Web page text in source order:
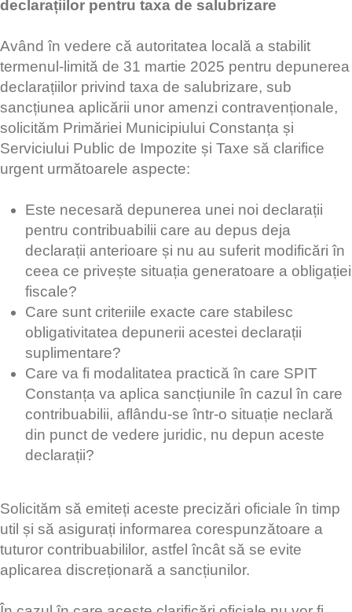
declarațiilor pentru taxa de salubrizare
Având în vedere că autoritatea locală a stabilit
termenul-limită de 31 martie 2025 pentru depunerea
declarațiilor privind taxa de salubrizare, sub
sancțiunea aplicării unor amenzi contravenționale,
solicităm Primăriei Municipiului Constanța și
Serviciului Public de Impozite și Taxe să clarifice
urgent următoarele aspecte:
Este necesară depunerea unei noi declarații
pentru contribuabilii care au depus deja
declarații anterioare și nu au suferit modificări în
ceea ce privește situația generatoare a obligației
fiscale?
Care sunt criteriile exacte care stabilesc
obligativitatea depunerii acestei declarații
suplimentare?
Care va fi modalitatea practică în care SPIT
Constanța va aplica sancțiunile în cazul în care
contribuabilii, aflându-se într-o situație neclară
din punct de vedere juridic, nu depun aceste
declarații?
Solicităm să emiteți aceste precizări oficiale în timp
util și să asigurați informarea corespunzătoare a
tuturor contribuabililor, astfel încât să se evite
aplicarea discreționară a sancțiunilor.